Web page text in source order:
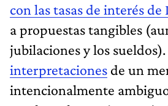
con las tasas de interés de
a propuestas tangibles
jubilaciones y los sueldos).
interpretaciones de un
intencionalmente